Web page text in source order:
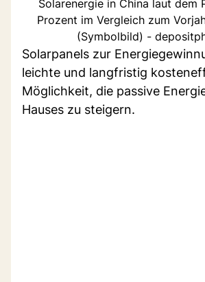
Solarenergie in China laut dem
Prozent im Vergleich zum
(Symbolbild) -
Solarpanels zur
leichte und langfristig
Möglichkeit, die passive
Hauses zu steigern.